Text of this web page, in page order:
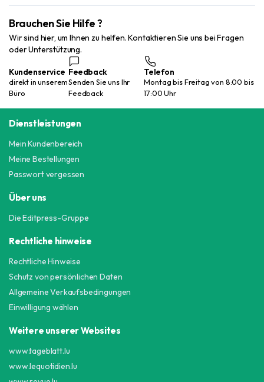
Optionen
können
auf
der
Brauchen Sie Hilfe ?
Wir sind hier, um Ihnen zu helfen. Kontaktieren Sie uns bei Fragen
oder Unterstützung.
Kundenservice
direkt in unserem
Büro
Feedback
Senden Sie uns Ihr
Feedback
Telefon
Montag bis Freitag von 8:00 bis
17:00 Uhr
Dienstleistungen
Mein Kundenbereich
Meine Bestellungen
Passwort vergessen
Über uns
Die Editpress-Gruppe
Rechtliche hinweise
Rechtliche Hinweise
Schutz von persönlichen Daten
Allgemeine Verkaufsbedingungen
Einwilligung wählen
Weitere unserer Websites
www.tageblatt.lu
www.lequotidien.lu